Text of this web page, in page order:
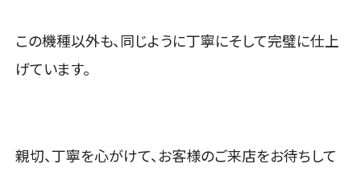
この機種以外も、同じように丁寧にそして完璧に仕上
げています。
親切、丁寧を心がけて、お客様のご来店をお待ちして